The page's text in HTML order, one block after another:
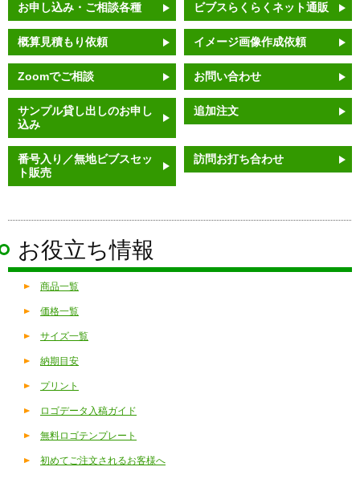
お申し込み・ご相談各種 ビブスらくらくネット通販
概算見積もり依頼 イメージ画像作成依頼
Zoomでご相談 お問い合わせ
サンプル貸し出しのお申し
込み
追加注文
番号入り／無地ビブスセッ
ト販売
訪問お打ち合わせ
お役立ち情報
商品一覧
価格一覧
サイズ一覧
納期目安
プリント
ロゴデータ入稿ガイド
無料ロゴテンプレート
初めてご注文されるお客様へ